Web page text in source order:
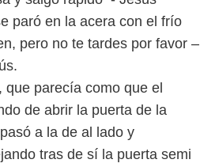
paró en la acera con el frío
pero no te tardes por favor –
que parecía como que el
de abrir la puerta de la
a la de al lado y
tras de sí la puerta semi